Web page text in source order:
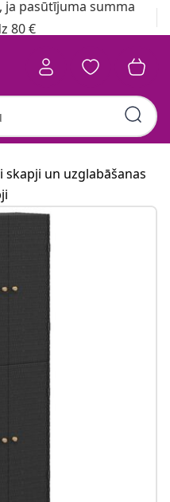
ja pasūtījuma summa
80 €
skapji un uzglabāšanas